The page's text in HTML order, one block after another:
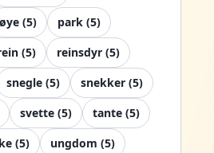
øye (5) park (5)
(5) reinsdyr (5)
snegle (5) snekker (5)
svette (5) tante (5)
(5) ungdom (5)